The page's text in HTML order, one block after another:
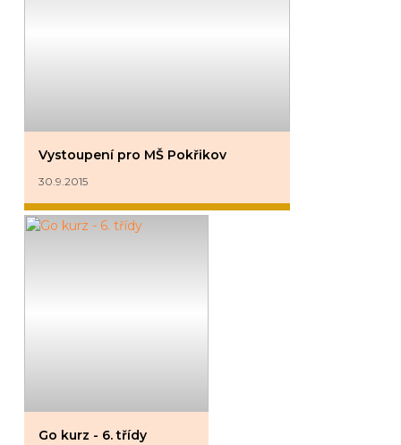
Vystoupení pro MŠ Pokřikov
30.9.2015
Go kurz - 6. třídy